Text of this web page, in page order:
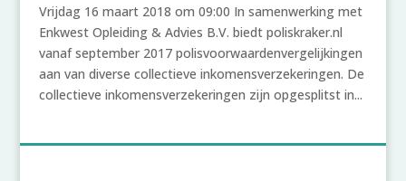
Vrijdag 16 maart 2018 om 09:00 In samenwerking met
Enkwest Opleiding & Advies B.V. biedt poliskraker.nl
vanaf september 2017 polisvoorwaardenvergelijkingen
aan van diverse collectieve inkomensverzekeringen. De
collectieve inkomensverzekeringen zijn opgesplitst in...